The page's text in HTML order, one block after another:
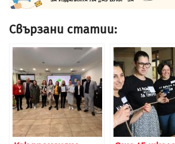
Свързани статии: